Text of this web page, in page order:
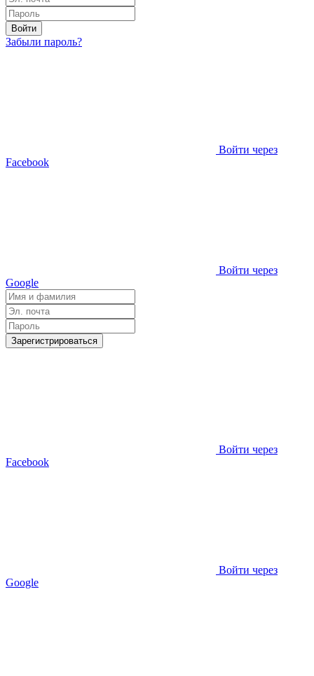
Войти
Забыли пароль?
Войти через
Facebook
Войти через
Google
Зарегистрироваться
Войти через
Facebook
Войти через
Google